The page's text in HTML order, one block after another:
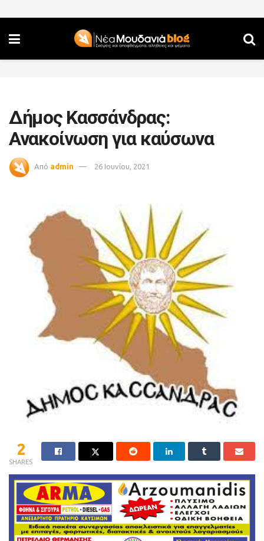
Δήμος Κασσάνδρας:
Ανακοίνωση για καύσωνα
Από admin 26 Ιουνίου, 2021
2
SHARES